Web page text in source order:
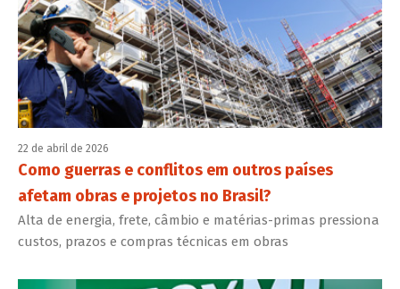
22 de abril de 2026
Como guerras e conflitos em outros países
afetam obras e projetos no Brasil?
Alta de energia, frete, câmbio e matérias-primas pressiona
custos, prazos e compras técnicas em obras